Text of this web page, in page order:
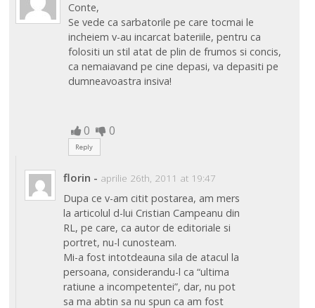
Conte,
Se vede ca sarbatorile pe care tocmai le
incheiem v-au incarcat bateriile, pentru ca
folositi un stil atat de plin de frumos si concis,
ca nemaiavand pe cine depasi, va depasiti pe
dumneavoastra insiva!
0 0
Reply
florin - aprilie 26th, 2011 at 19:47
Dupa ce v-am citit postarea, am mers
la articolul d-lui Cristian Campeanu din
RL, pe care, ca autor de editoriale si
portret, nu-l cunosteam.
Mi-a fost intotdeauna sila de atacul la
persoana, considerandu-l ca “ultima
ratiune a incompetentei”, dar, nu pot
sa ma abtin sa nu spun ca am fost